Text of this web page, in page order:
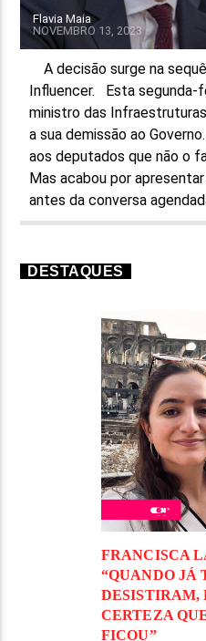
Flavia Maia
NOVEMBRO 13, 2023
A decisão surge na
Influencer. Esta segunda-
ministro das
a sua demissão ao
aos deputados que não o
Mas acabou por
antes da conversa
DESTAQUES
FRANCISCA
“QUANDO JÁ
DESISTIRAM,
CERTEZA
FICOU”